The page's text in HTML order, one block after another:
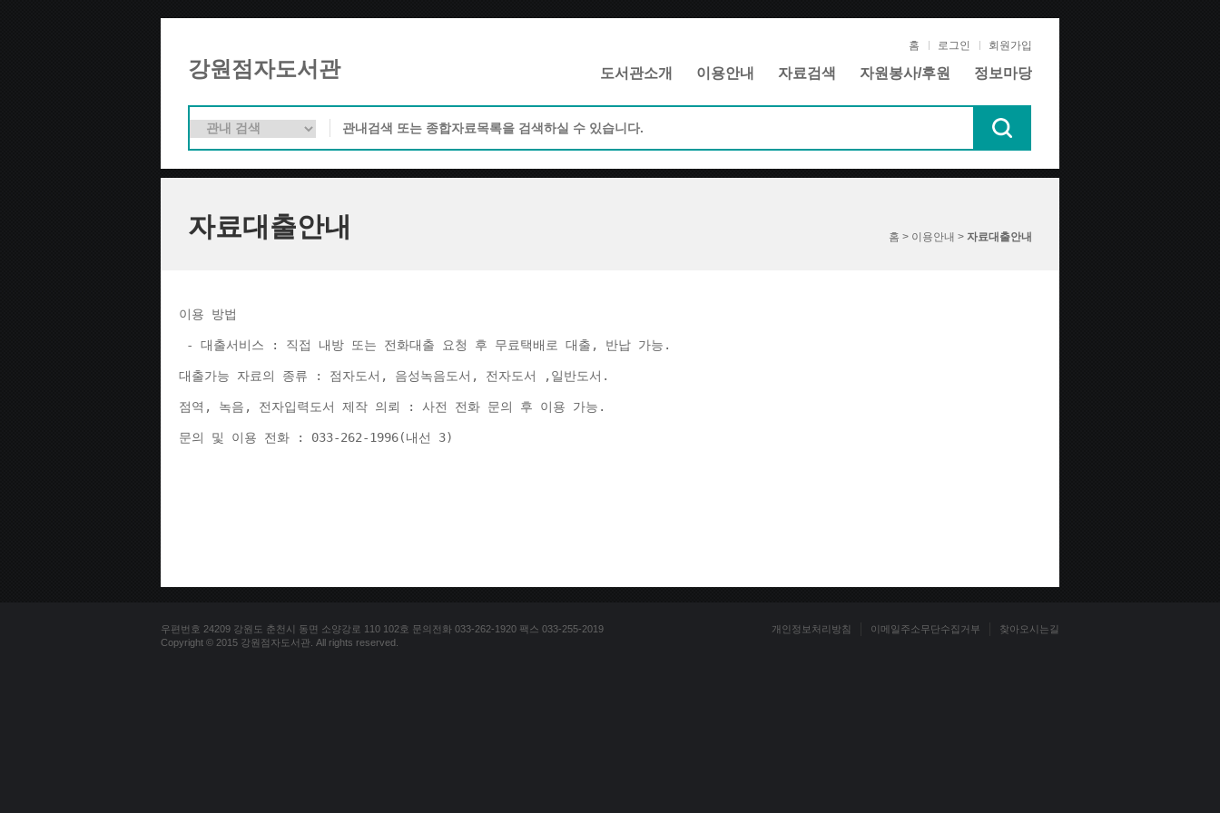
강원점자도서관
홈 로그인 회원가입
도서관소개 이용안내 자료검색 자원봉사/후원 정보마당
자료대출안내 홈 > 이용안내 > 자료대출안내
이용 방법
- 대출서비스 : 직접 내방 또는 전화대출 요청 후 무료택배로 대출, 반납 가능.
대출가능 자료의 종류 : 점자도서, 음성녹음도서, 전자도서 ,일반도서.
점역, 녹음, 전자입력도서 제작 의뢰 : 사전 전화 문의 후 이용 가능.
문의 및 이용 전화 : 033-262-1996(내선 3)
우편번호 24209 강원도 춘천시 동면 소양강로 110 102호 문의전화 033-262-1920 팩스 033-255-2019
Copyright © 2015 강원점자도서관. All rights reserved.
개인정보처리방침 이메일주소무단수집거부 찾아오시는길